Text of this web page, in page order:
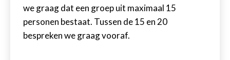
we graag dat een groep uit maximaal 15
personen bestaat. Tussen de 15 en 20
bespreken we graag vooraf.